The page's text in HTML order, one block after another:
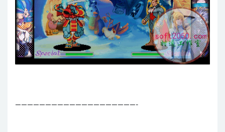
————————————————————-